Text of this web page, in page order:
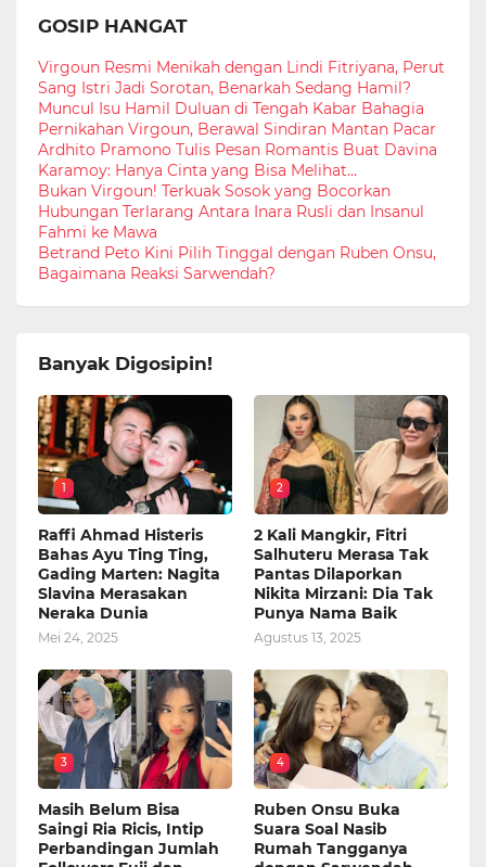
GOSIP HANGAT
Virgoun Resmi Menikah dengan Lindi Fitriyana, Perut
Sang Istri Jadi Sorotan, Benarkah Sedang Hamil?
Muncul Isu Hamil Duluan di Tengah Kabar Bahagia
Pernikahan Virgoun, Berawal Sindiran Mantan Pacar
Ardhito Pramono Tulis Pesan Romantis Buat Davina
Karamoy: Hanya Cinta yang Bisa Melihat...
Bukan Virgoun! Terkuak Sosok yang Bocorkan
Hubungan Terlarang Antara Inara Rusli dan Insanul
Fahmi ke Mawa
Betrand Peto Kini Pilih Tinggal dengan Ruben Onsu,
Bagaimana Reaksi Sarwendah?
Banyak Digosipin!
1
Raffi Ahmad Histeris
Bahas Ayu Ting Ting,
Gading Marten: Nagita
Slavina Merasakan
Neraka Dunia
Mei 24, 2025
2
2 Kali Mangkir, Fitri
Salhuteru Merasa Tak
Pantas Dilaporkan
Nikita Mirzani: Dia Tak
Punya Nama Baik
Agustus 13, 2025
3
Masih Belum Bisa
Saingi Ria Ricis, Intip
Perbandingan Jumlah
4
Ruben Onsu Buka
Suara Soal Nasib
Rumah Tangganya